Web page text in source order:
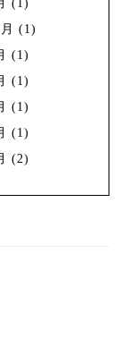
(1)
(1)
(1)
(1)
(1)
(1)
(2)